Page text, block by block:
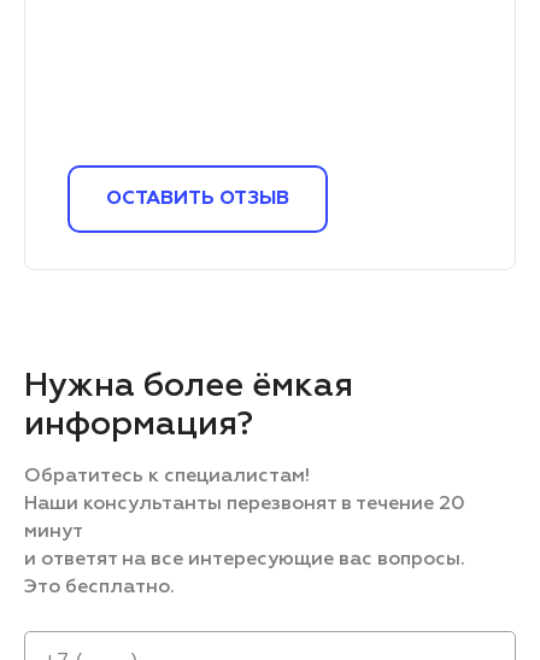
ОСТАВИТЬ ОТЗЫВ
Нужна более ёмкая
информация?
Обратитесь к специалистам!
Наши консультанты перезвонят в течение 20
минут
и ответят на все интересующие вас вопросы.
Это бесплатно.